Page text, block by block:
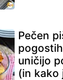
Pečen
uničijo
(in kako